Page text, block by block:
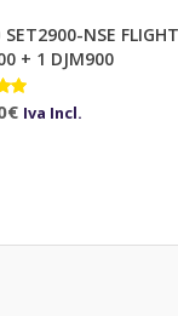
NSE
+ 1 DJM900
€ Iva Incl.